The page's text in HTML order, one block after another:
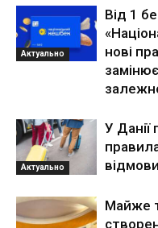
Актуально
Від 1
нові
Актуально
У Данії
Майже